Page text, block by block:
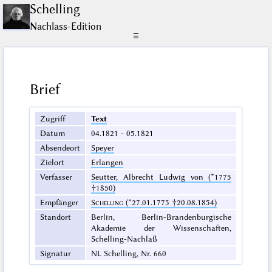
Schelling
Nachlass-Edition
☰
Brief
Zugriff
Text
Datum
04.1821 - 05.1821
Absendeort
Speyer
Zielort
Erlangen
Verfasser
Seutter, Albrecht Ludwig von (*1775
†1850)
Empfänger
Schelling (*27.01.1775 †20.08.1854)
Standort
Berlin, Berlin-Brandenburgische
Akademie der Wissenschaften,
Schelling-Nachlaß
Signatur
NL Schelling, Nr. 660